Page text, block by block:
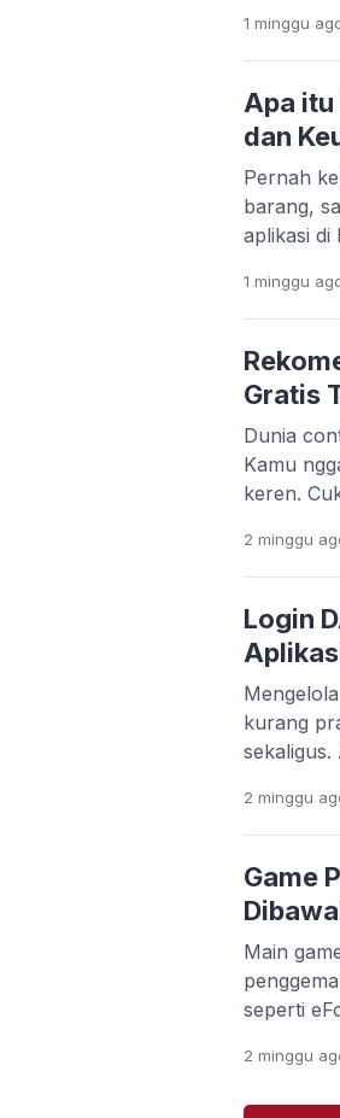
orang
ngelag
1 minggu
Apa itu
dan
Pernah
barang,
aplikasi di
praktis.
platform
1 minggu
Gratis
Dunia
Kamu
keren.
TikTok,
banyak
gratis,
2 minggu
Login
kurang
sekaligus.
aplikasi.
browser.
2 minggu
Game
Main
seperti
memori
2 minggu